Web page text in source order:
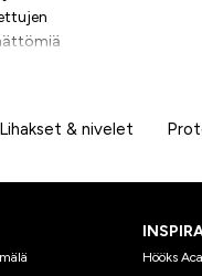
löytyy tuotteita,
Lihakset & nivelet
Hööks